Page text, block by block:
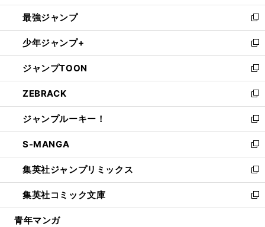
ン
ド
ウ
で
開
く
ウ
ィ
ン
ド
ウ
で
開
く
し
い
ウ
ィ
ン
ド
ウ
で
開
く
最強ジャンプ
新
し
い
ウ
ィ
ン
ド
ウ
で
開
く
少年ジャンプ+
新
し
い
ウ
ィ
ン
ド
ウ
で
開
く
ジャンプTOON
新
し
い
ウ
ィ
ン
ド
ウ
で
開
く
ZEBRACK
新
し
い
ウ
ィ
ン
ド
ウ
で
開
ジャンプルーキー！
新
し
い
ウ
ィ
ン
ド
ウ
S-MANGA
新
し
い
ウ
ィ
ン
集英社ジャンプリミックス
新
し
い
ウ
集英社コミック文庫
新
し
青年マンガ